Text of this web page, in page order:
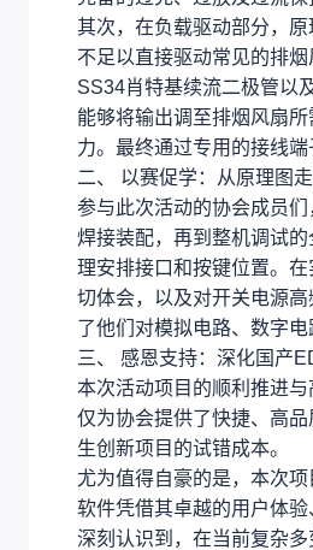
其次，在负载驱动部分，
不足以直接驱动常见的排
SS34肖特基续流二极管以
能够将输出调至排烟风扇
力。最终通过专用的接线
二、 以赛促学：从原理图
参与此次活动的协会成员
焊接装配，再到整机调试
理安排接口和按键位置。
切体会，以及对开关电源
了他们对模拟电路、数字电
三、 感恩支持：深化国产
本次活动项目的顺利推进
仅为协会提供了快捷、高
生创新项目的试错成本。
尤为值得自豪的是，本次
软件凭借其卓越的用户体
深刻认识到，在当前复杂